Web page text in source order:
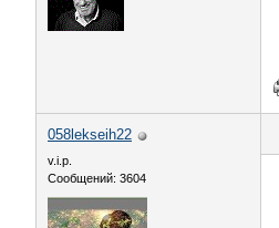
058lekseih22
v.i.p.
Сообщений: 3604